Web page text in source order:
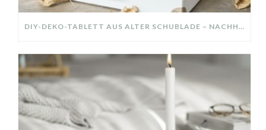
DIY-DEKO-TABLETT AUS ALTER SCHUBLADE – NACHHALTIGE HERBSTDEKO SELBER MACHEN!